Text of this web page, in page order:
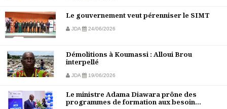
Le gouvernement veut pérenniser le SIMT
JDA 24/06/2026
Démolitions à Koumassi : Alloui Brou
interpellé
JDA 19/06/2026
Le ministre Adama Diawara prône des
programmes de formation aux besoin...